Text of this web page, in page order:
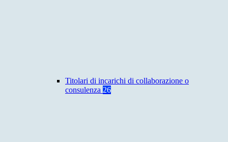
Titolari di incarichi di collaborazione o
consulenza 26